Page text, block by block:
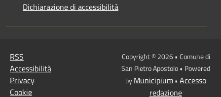
Dichiarazione di accessibilità
RSS
Accessibilità
Privacy
Cookie
Copyright © 2026 • Comune di
San Pietro Apostolo • Powered
byMunicipium• Accesso
redazione